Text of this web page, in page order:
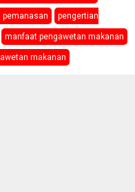
pemanasan pengertian
manfaat pengawetan makanan
makanan